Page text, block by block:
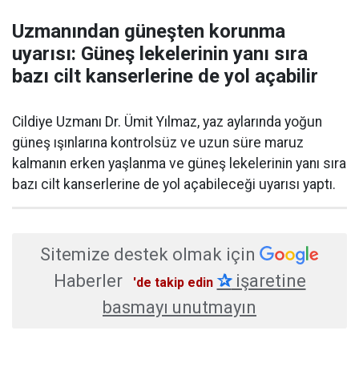
Uzmanından güneşten korunma
uyarısı: Güneş lekelerinin yanı sıra
bazı cilt kanserlerine de yol açabilir
Cildiye Uzmanı Dr. Ümit Yılmaz, yaz aylarında yoğun
güneş ışınlarına kontrolsüz ve uzun süre maruz
kalmanın erken yaşlanma ve güneş lekelerinin yanı sıra
bazı cilt kanserlerine de yol açabileceği uyarısı yaptı.
Sitemize destek olmak için
Haberler
'de takip edin ✰işaretine
basmayı unutmayın